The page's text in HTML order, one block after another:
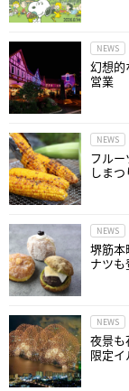
NEWS
幻想的
営業
NEWS
フル
しま
NEWS
堺筋本
ナツも
NEWS
夜景も
限定イ